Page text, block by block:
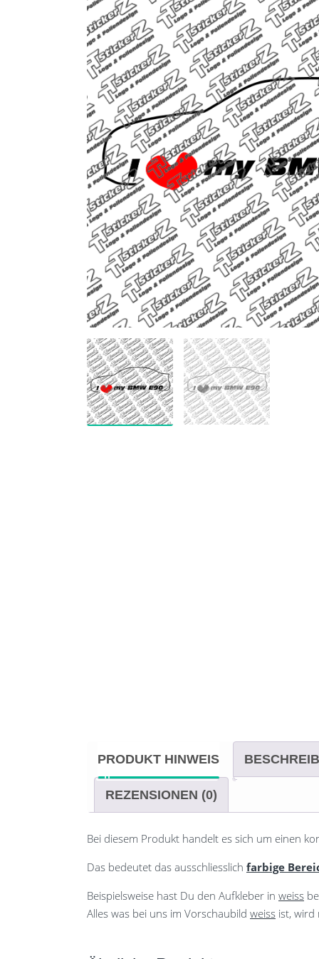
PRODUKT HINWEIS
REZENSIONEN (0)
Bei diesem Produkt handelt es sich um einen
Das bedeutet das ausschliesslich farbige
Beispielsweise hast Du den Aufkleber in weiss
Alles was bei uns im Vorschaubild weiss ist, wird